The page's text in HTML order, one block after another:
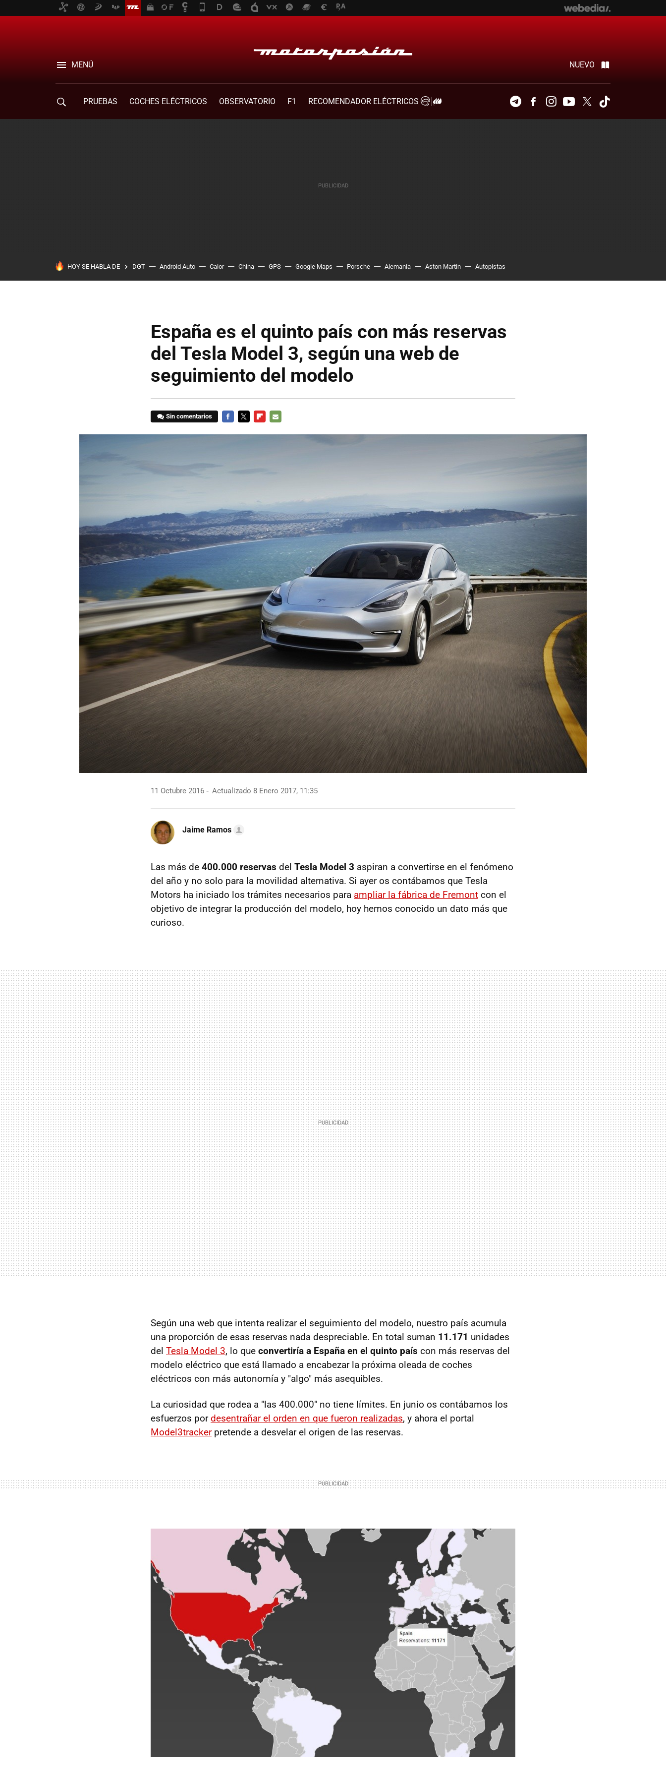
MENÚ NUEVO
PRUEBAS COCHES ELÉCTRICOS OBSERVATORIO F1
RECOMENDADOR ELÉCTRICOS
TelegramFacebookInstagramYoutubeTwitter
HOY SE HABLA DE DGT Android Auto Calor China GPS Google Maps Porsche Alemania Aston Martin Autopistas
España es el quinto país con más reservas
del Tesla Model 3, según una web de
seguimiento del modelo
Sin comentarios
11 Octubre 2016 Actualizado 8 Enero 2017, 11:35
Jaime Ramos
Las más de 400.000 reservas del Tesla Model 3 aspiran a convertirse en el fenómeno
del año y no solo para la movilidad alternativa. Si ayer os contábamos que Tesla
Motors ha iniciado los trámites necesarios para ampliar la fábrica de Fremont con el
objetivo de integrar la producción del modelo, hoy hemos conocido un dato más que
curioso.
Según una web que intenta realizar el seguimiento del modelo, nuestro país acumula
una proporción de esas reservas nada despreciable. En total suman 11.171 unidades
del Tesla Model 3, lo que convertiría a España en el quinto país con más reservas del
modelo eléctrico que está llamado a encabezar la próxima oleada de coches
eléctricos con más autonomía y "algo" más asequibles.
La curiosidad que rodea a "las 400.000" no tiene límites. En junio os contábamos los
esfuerzos pordesentrañar el orden en que fueron realizadas, y ahora el portal
Model3trackerpretende a desvelar el origen de las reservas.